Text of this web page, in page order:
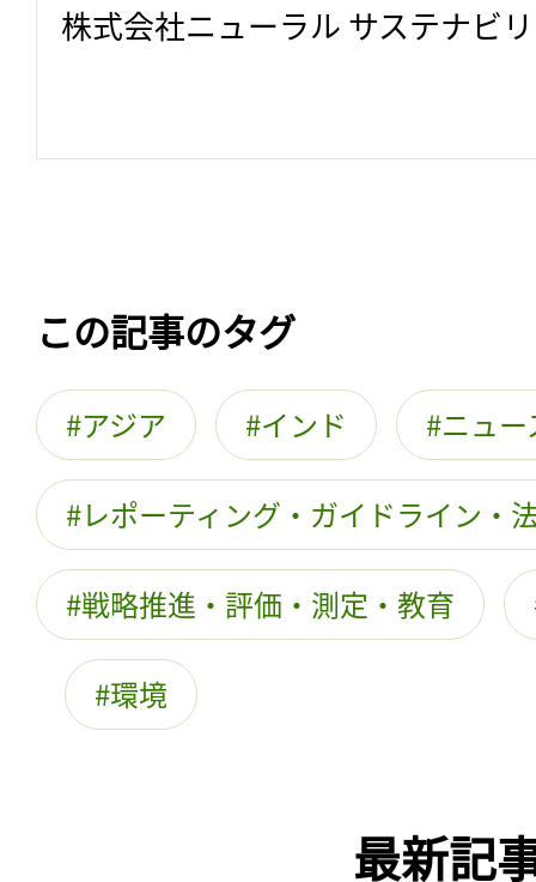
株式会社ニューラル サステナビ
この記事のタグ
アジア インド ニュー
レポーティング・ガイドライン・
戦略推進・評価・測定・教育
環境
最新記